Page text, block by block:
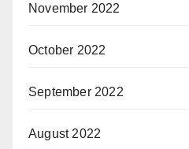
November 2022
October 2022
September 2022
August 2022